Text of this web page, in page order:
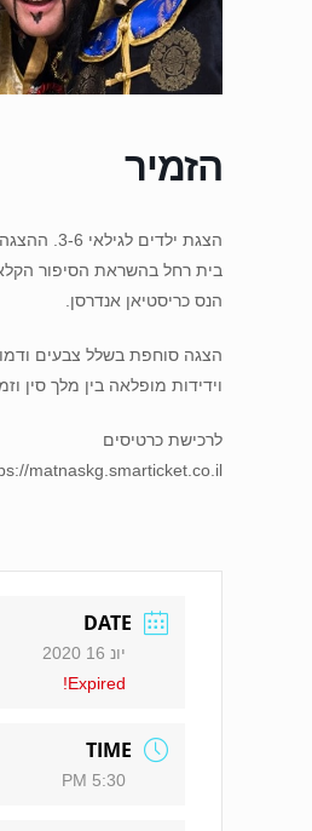
הזמיר
הצגת ילדים
בית רחל בהשראת הסיפור
הנס כריסטיאן אנדרסן.
הצגה סוחפת בשלל צבעים
וידידות מופלאה בין מלך סין
לרכישת כרטיסים
matnaskg.smarticket.co.il/
DATE
יונ 16 2020
Expired!
TIME
5:30 PM